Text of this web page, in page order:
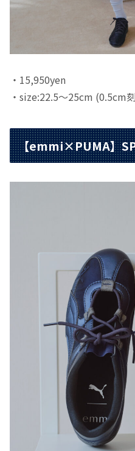
・15,950yen
・size:22.5～25cm (0.5cm
【emmi×PUMA】